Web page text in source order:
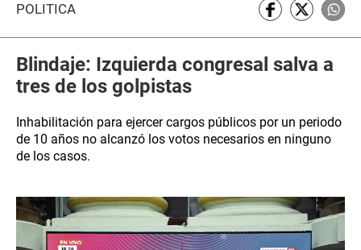
POLÍTICA
Blindaje: Izquierda congresal salva a
tres de los golpistas
Inhabilitación para ejercer cargos públicos por un periodo
de 10 años no alcanzó los votos necesarios en ninguno
de los casos.